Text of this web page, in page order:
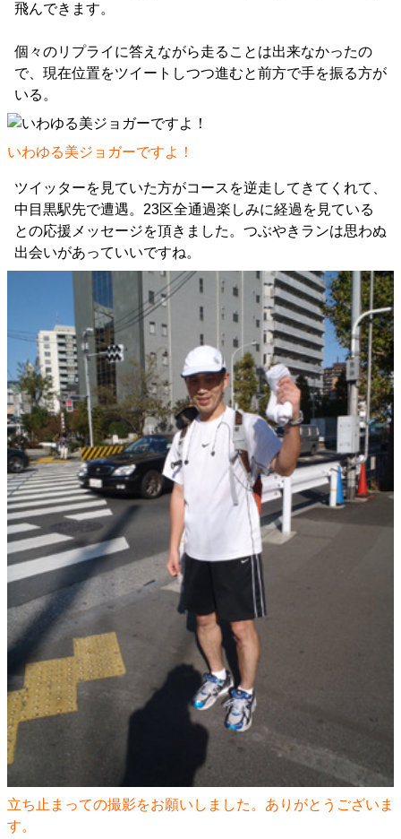
飛んできます。
個々のリプライに答えながら走ることは出来なかったの
で、現在位置をツイートしつつ進むと前方で手を振る方が
いる。
いわゆる美ジョガーですよ！
ツイッターを見ていた方がコースを逆走してきてくれて、
中目黒駅先で遭遇。23区全通過楽しみに経過を見ている
との応援メッセージを頂きました。つぶやきランは思わぬ
出会いがあっていいですね。
立ち止まっての撮影をお願いしました。ありがとうございま
す。